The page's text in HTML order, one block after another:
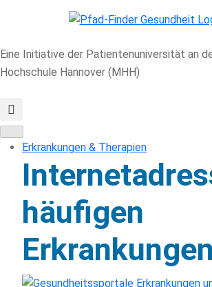
Eine Initiative der Patientenuniversität an
Hochschule Hannover (MHH)
Erkrankungen & Therapien
häufigen
Erkrankungen